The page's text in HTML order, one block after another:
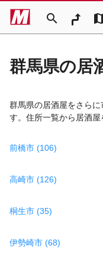
search
群馬県の居
群馬県の居酒屋をさら
す。住所一覧から居酒屋
前橋市 (106)
高崎市 (126)
桐生市 (35)
伊勢崎市 (68)